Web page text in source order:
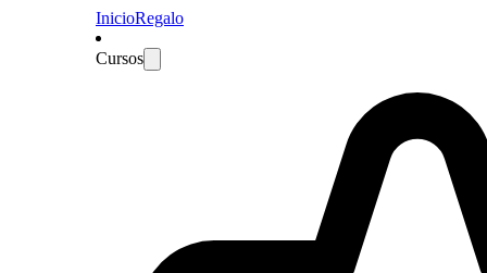
InicioRegalo
Cursos